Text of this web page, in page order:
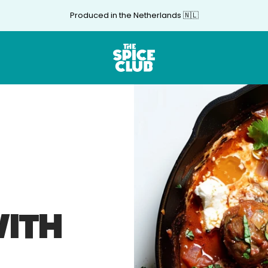
Produced in the Netherlands 🇳🇱
The
Spice